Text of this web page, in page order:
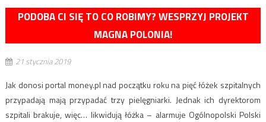
PODOBA CI SIĘ TO CO ROBIMY? WESPRZYJ PROJEKT
MAGNA POLONIA!
21 stycznia 2019
Jak donosi portal money.pl nad początku roku na pięć łóżek szpitalnych
przypadają mają przypadać trzy pielęgniarki. Jednak ich dyrektorom
szpitali brakuje, więc… likwidują łóżka – alarmuje Ogólnopolski Polski